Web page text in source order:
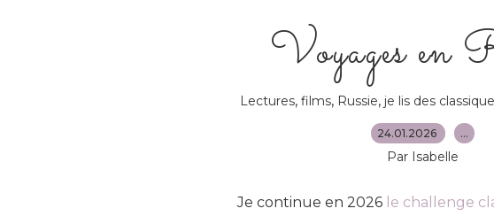
Voyages en
Lectures, films, Russie, je lis des
24.01.2026 …
Par Isabelle
Je continue en 2026 le challenge